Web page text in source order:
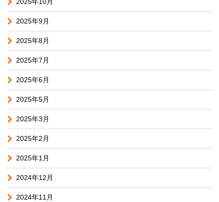
2025年10月
2025年9月
2025年8月
2025年7月
2025年6月
2025年5月
2025年3月
2025年2月
2025年1月
2024年12月
2024年11月